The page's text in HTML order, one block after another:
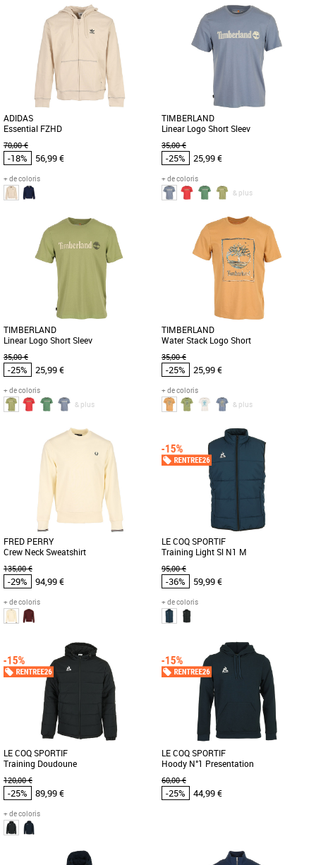
Vêtements pas cher et Promos
Vêtements
Le polo Fred Perry Twin Tipped est un
incontournable de la mode masculine
pour la saison Printemps-Été [...]
Vêtements pas cher et Promos
Vêtements
Découvrez le sweat adidas Ess Fz Hd,
un incontournable de la collection
printemps-été 2026 pour homme. [...]
ADIDAS
Essential FZHD
70,00 €
-18% 56,99 €
+ de coloris
Vêtements pas cher et Promos
Vêtements
Découvrez le sweat adidas Essentials
FZHD, un modèle alliant confort et style
pour la saison Printemps-Été [...]
TIMBERLAND
Linear Logo Short Sleev
35,00 €
-25% 25,99 €
+ de coloris
& plus
Vêtements pas cher et Promos
Vêtements
Découvrez le T-shirt Timberland Linear
Logo Short Sleeve, l'essence même du
style décontracté pour [...]
TIMBERLAND
Linear Logo Short Sleev
35,00 €
-25% 25,99 €
+ de coloris
& plus
Vêtements pas cher et Promos
Vêtements
Le Timberland Linear Logo Short Sleeve
est un t-shirt incontournable pour les
hommes à la recherche [...]
TIMBERLAND
Water Stack Logo Short
35,00 €
-25% 25,99 €
+ de coloris
& plus
Vêtements pas cher et Promos
Vêtements
Le Timberland Water Stack Logo Short
est un t-shirt pour homme alliant
confort et style décontracté, [...]
FRED PERRY
Crew Neck Sweatshirt
135,00 €
-29% 94,99 €
+ de coloris
Vêtements pas cher et Promos
Vêtements
Découvrez le Fred Perry Crew Neck
Sweatshirt, un incontournable de la
collection Printemps Été 2026, [...]
LE COQ SPORTIF
Training Light Sl N1 M
95,00 €
-36% 59,99 €
+ de coloris
Vêtements pas cher et Promos
Vêtements
La doudoune sans manches Le Coq
Sportif allie style sportif et
fonctionnalité. Conçue en matière [...]
LE COQ SPORTIF
Training Doudoune
120,00 €
-25% 89,99 €
+ de coloris
LE COQ SPORTIF
Hoody N°1 Presentation
60,00 €
-25% 44,99 €